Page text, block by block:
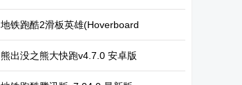
地铁跑酷2滑板英雄(Hoverboard
Heroes)v1.12.0 国际版
熊出没之熊大快跑v4.7.0 安卓版